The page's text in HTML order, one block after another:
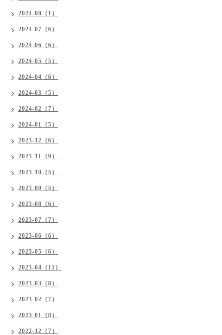
2024-08（1）
2024-07（6）
2024-06（6）
2024-05（5）
2024-04（6）
2024-03（5）
2024-02（7）
2024-01（5）
2023-12（6）
2023-11（9）
2023-10（5）
2023-09（5）
2023-08（6）
2023-07（7）
2023-06（6）
2023-05（6）
2023-04（11）
2023-03（8）
2023-02（7）
2023-01（8）
2022-12（7）